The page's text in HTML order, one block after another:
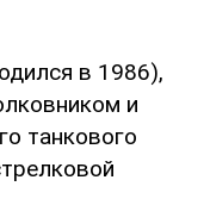
в 1986),
и
танкового